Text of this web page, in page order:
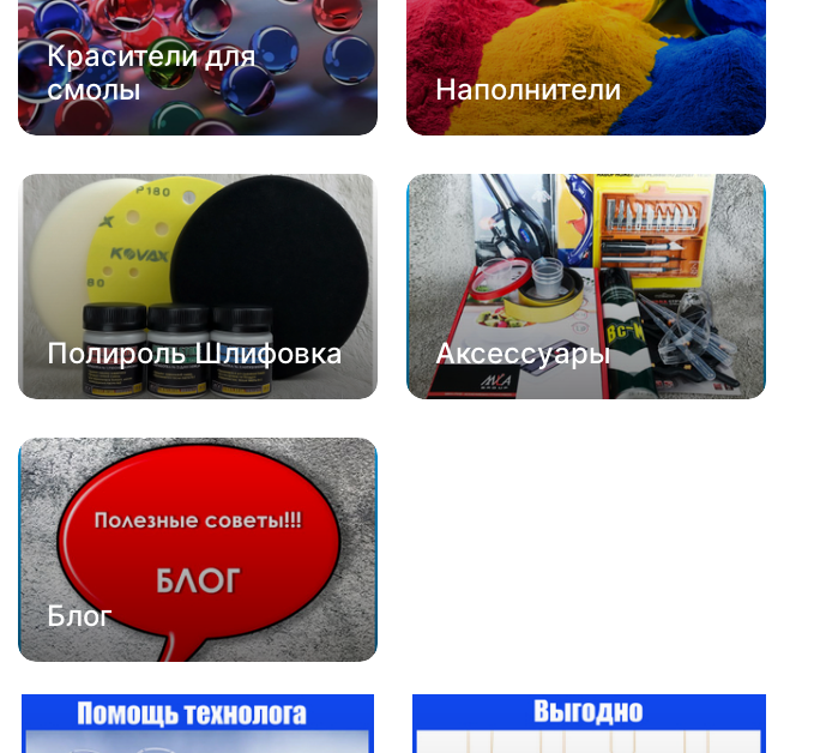
Красители для
смолы
Наполнители
Полироль Шлифовка Аксессуары
Блог